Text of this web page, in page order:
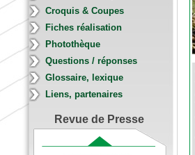
Croquis & Coupes
Fiches réalisation
Photothèque
Questions / réponses
Glossaire, lexique
Liens, partenaires
Revue de Presse